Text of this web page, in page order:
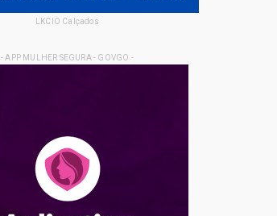
LKCIO Calçados
- APP MULHER SEGURA - GOVGO -